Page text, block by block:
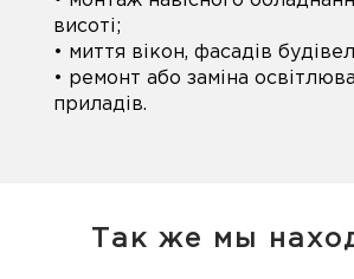
висоті;
• миття вікон, фасадів
• ремонт або заміна
приладів.
Так же мы